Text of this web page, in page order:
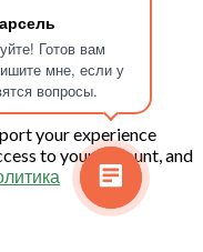
Готов вам
мне, если у
вопросы.
your experience
to your account, and